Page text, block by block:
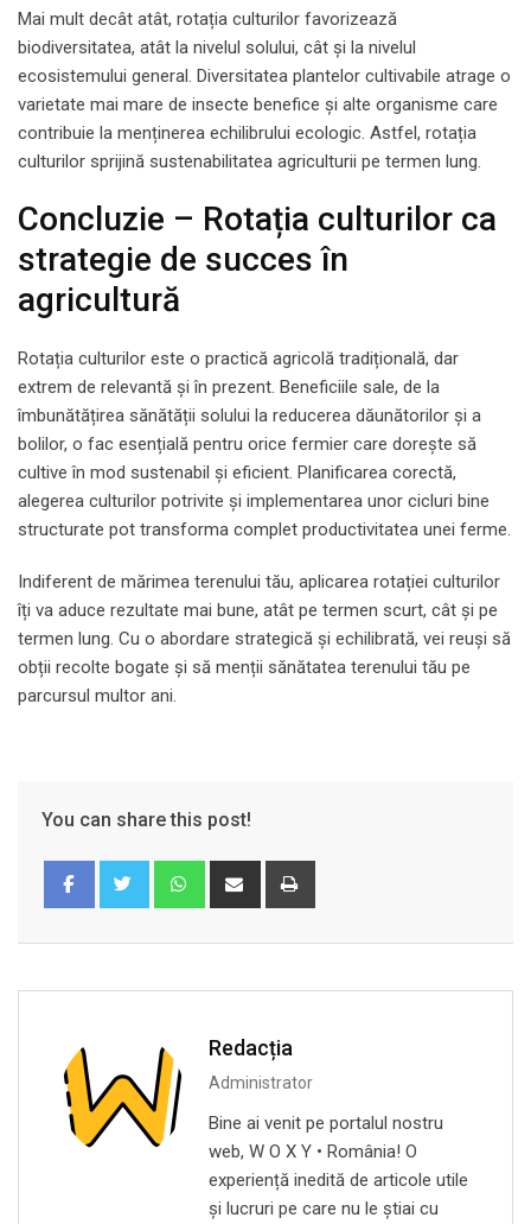
Mai mult decât atât, rotația culturilor favorizează
biodiversitatea, atât la nivelul solului, cât și la nivelul
ecosistemului general. Diversitatea plantelor cultivabile atrage o
varietate mai mare de insecte benefice și alte organisme care
contribuie la menținerea echilibrului ecologic. Astfel, rotația
culturilor sprijină sustenabilitatea agriculturii pe termen lung.
Concluzie – Rotația culturilor ca
strategie de succes în
agricultură
Rotația culturilor este o practică agricolă tradițională, dar
extrem de relevantă și în prezent. Beneficiile sale, de la
îmbunătățirea sănătății solului la reducerea dăunătorilor și a
bolilor, o fac esențială pentru orice fermier care dorește să
cultive în mod sustenabil și eficient. Planificarea corectă,
alegerea culturilor potrivite și implementarea unor cicluri bine
structurate pot transforma complet productivitatea unei ferme.
Indiferent de mărimea terenului tău, aplicarea rotației culturilor
îți va aduce rezultate mai bune, atât pe termen scurt, cât și pe
termen lung. Cu o abordare strategică și echilibrată, vei reuși să
obții recolte bogate și să menții sănătatea terenului tău pe
parcursul multor ani.
You can share this post!
WhatsappShare
Redacția
Administrator
Bine ai venit pe portalul nostru
web, W O X Y • România! O
experiență inedită de articole utile
și lucruri pe care nu le știai cu